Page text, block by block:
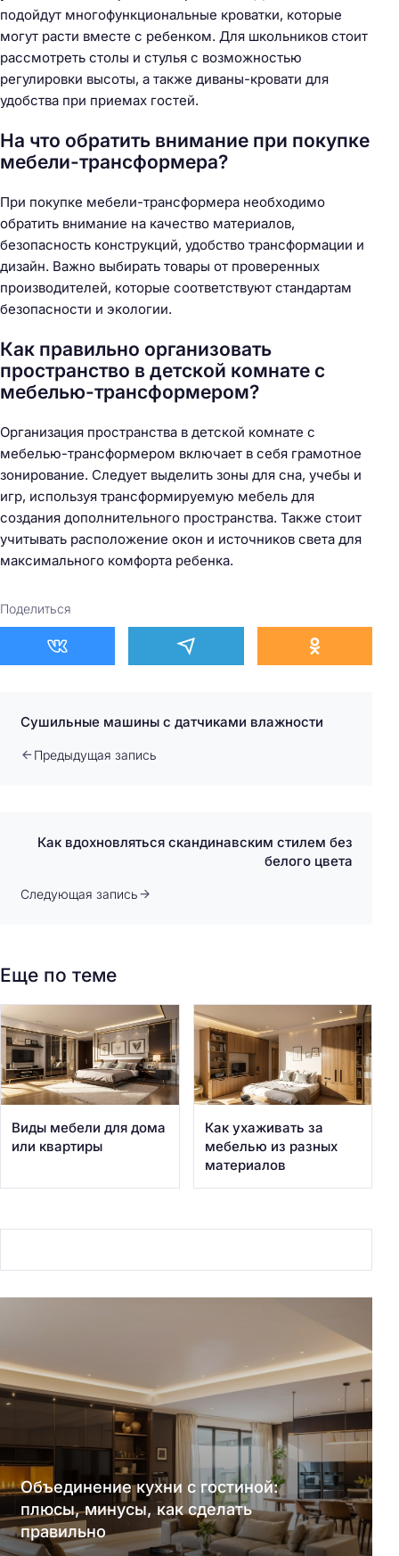
подойдут многофункциональные кроватки, которые
могут расти вместе с ребенком. Для школьников стоит
рассмотреть столы и стулья с возможностью
регулировки высоты, а также диваны-кровати для
удобства при приемах гостей.
На что обратить внимание при покупке
мебели-трансформера?
При покупке мебели-трансформера необходимо
обратить внимание на качество материалов,
безопасность конструкций, удобство трансформации и
дизайн. Важно выбирать товары от проверенных
производителей, которые соответствуют стандартам
безопасности и экологии.
Как правильно организовать
пространство в детской комнате с
мебелью-трансформером?
Организация пространства в детской комнате с
мебелью-трансформером включает в себя грамотное
зонирование. Следует выделить зоны для сна, учебы и
игр, используя трансформируемую мебель для
создания дополнительного пространства. Также стоит
учитывать расположение окон и источников света для
максимального комфорта ребенка.
Поделиться
Сушильные машины с датчиками влажности
Предыдущая запись
Как вдохновляться скандинавским стилем без
белого цвета
Следующая запись
Еще по теме
Виды мебели для дома
или квартиры
Как ухаживать за
мебелью из разных
материалов
Объединение кухни с гостиной:
плюсы, минусы, как сделать
правильно